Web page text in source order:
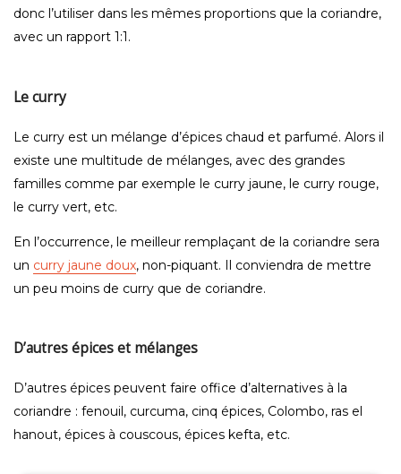
donc l’utiliser dans les mêmes proportions que la coriandre,
avec un rapport 1:1.
Le curry
Le curry est un mélange d’épices chaud et parfumé. Alors il
existe une multitude de mélanges, avec des grandes
familles comme par exemple le curry jaune, le curry rouge,
le curry vert, etc.
En l’occurrence, le meilleur remplaçant de la coriandre sera
un curry jaune doux, non-piquant. Il conviendra de mettre
un peu moins de curry que de coriandre.
D’autres épices et mélanges
D’autres épices peuvent faire office d’alternatives à la
coriandre : fenouil, curcuma, cinq épices, Colombo, ras el
hanout, épices à couscous, épices kefta, etc.